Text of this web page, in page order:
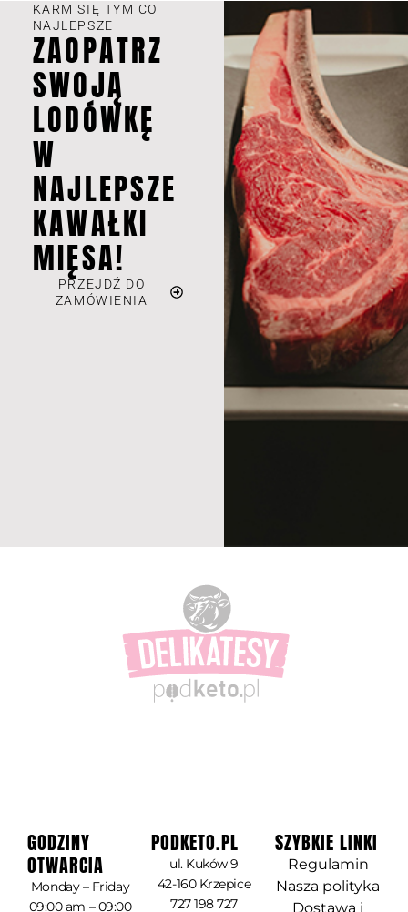
KARM SIĘ TYM CO
NAJLEPSZE
ZAOPATRZ
SWOJĄ
LODÓWKĘ
W
NAJLEPSZE
KAWAŁKI
MIĘSA!
PRZEJDŹ DO
ZAMÓWIENIA
GODZINY
OTWARCIA
Monday – Friday
09:00 am – 09:00
PODKETO.PL
ul. Kuków 9
42-160 Krzepice
727 198 727
SZYBKIE LINKI
Regulamin
Nasza polityka
Dostawa i